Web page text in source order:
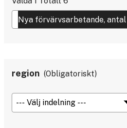
region Obligatoriskt